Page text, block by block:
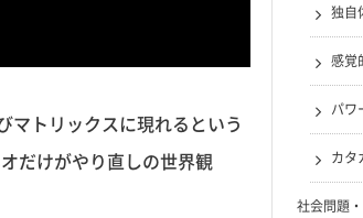
トリックスに現れるという
だけがやり直しの世界観
独自
感覚
パワ
カタ
社会問題